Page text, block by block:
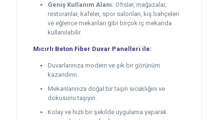
Geniş Kullanım Alanı: Ofisler, mağazalar,
restoranlar, kafeler, spor salonları, kış bahçeleri
ve eğlence mekanları gibi birçok iç mekanda
kullanılabilir.
Mıcırlı Beton Fiber Duvar Panelleri ile:
Duvarlarınıza modern ve şık bir görünüm
kazandırın.
Mekanlarınıza doğal bir taşın sıcaklığını ve
dokusunu taşıyın.
Kolay ve hızlı bir şekilde uygulama yaparak